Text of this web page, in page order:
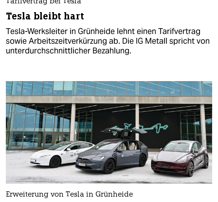
Tarifvertrag bei Tesla
Tesla bleibt hart
Tesla-Werksleiter in Grünheide lehnt einen Tarifvertrag
sowie Arbeitszeitverkürzung ab. Die IG Metall spricht von
unterdurchschnittlicher Bezahlung.
Erweiterung von Tesla in Grünheide